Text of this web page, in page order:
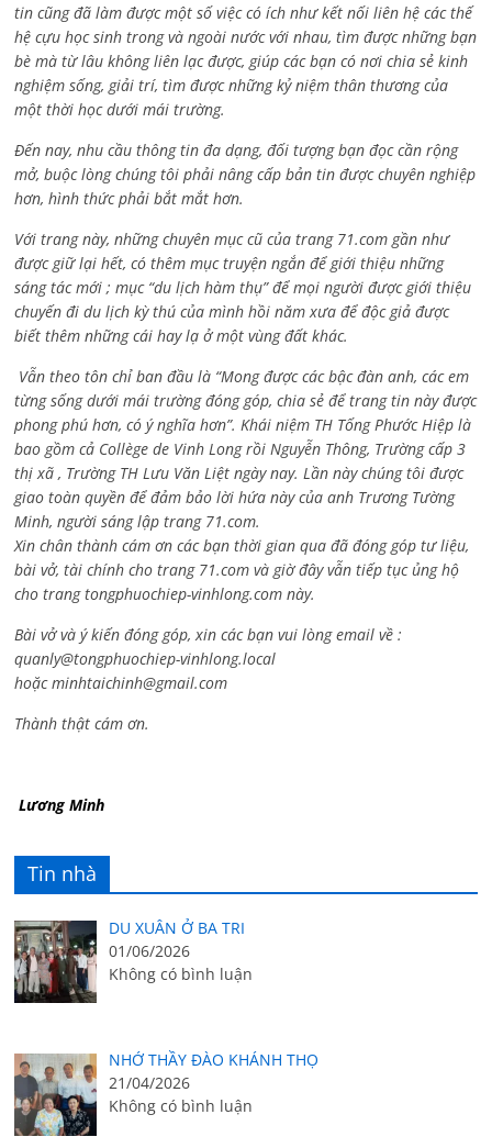
tin cũng đã làm được một số việc có ích như kết nối liên hệ các thế
hệ cựu học sinh trong và ngoài nước với nhau, tìm được những bạn
bè mà từ lâu không liên lạc được, giúp các bạn có nơi chia sẻ kinh
nghiệm sống, giải trí, tìm được những kỷ niệm thân thương của
một thời học dưới mái trường.
Đến nay, nhu cầu thông tin đa dạng, đối tượng bạn đọc cần rộng
mở, buộc lòng chúng tôi phải nâng cấp bản tin được chuyên nghiệp
hơn, hình thức phải bắt mắt hơn.
Với trang này, những chuyên mục cũ của trang 71.com gần như
được giữ lại hết, có thêm mục truyện ngắn để giới thiệu những
sáng tác mới ; mục “du lịch hàm thụ” để mọi người được giới thiệu
chuyến đi du lịch kỳ thú của mình hồi năm xưa để độc giả được
biết thêm những cái hay lạ ở một vùng đất khác.
Vẫn theo tôn chỉ ban đầu là “Mong được các bậc đàn anh, các em
từng sống dưới mái trường đóng góp, chia sẻ để trang tin này được
phong phú hơn, có ý nghĩa hơn”. Khái niệm TH Tống Phước Hiệp là
bao gồm cả Collège de Vinh Long rồi Nguyễn Thông, Trường cấp 3
thị xã , Trường TH Lưu Văn Liệt ngày nay. Lần này chúng tôi được
giao toàn quyền để đảm bảo lời hứa này của anh Trương Tường
Minh, người sáng lập trang 71.com.
Xin chân thành cám ơn các bạn thời gian qua đã đóng góp tư liệu,
bài vở, tài chính cho trang 71.com và giờ đây vẫn tiếp tục ủng hộ
cho trang tongphuochiep-vinhlong.com này.
Bài vở và ý kiến đóng góp, xin các bạn vui lòng email về :
quanly@tongphuochiep-vinhlong.local
hoặcminhtaichinh@gmail.com
Thành thật cám ơn.
Lương Minh
Tin nhà
DU XUÂN Ở BA TRI
01/06/2026
Không có bình luận
NHỚ THẦY ĐÀO KHÁNH THỌ
21/04/2026
Không có bình luận